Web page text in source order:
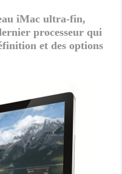
iMac ultra-fin,
processeur qui
et des options